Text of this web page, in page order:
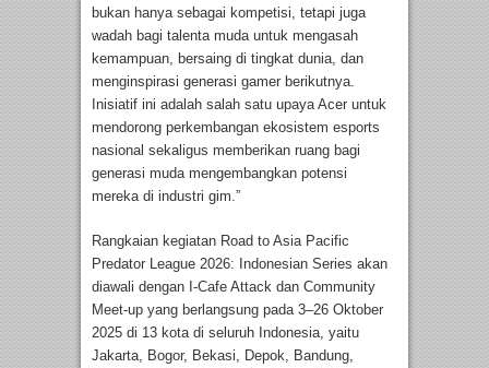
bukan hanya sebagai kompetisi, tetapi juga
wadah bagi talenta muda untuk mengasah
kemampuan, bersaing di tingkat dunia, dan
menginspirasi generasi gamer berikutnya.
Inisiatif ini adalah salah satu upaya Acer untuk
mendorong perkembangan ekosistem esports
nasional sekaligus memberikan ruang bagi
generasi muda mengembangkan potensi
mereka di industri gim.”
Rangkaian kegiatan Road to Asia Pacific
Predator League 2026: Indonesian Series akan
diawali dengan I-Cafe Attack dan Community
Meet-up yang berlangsung pada 3–26 Oktober
2025 di 13 kota di seluruh Indonesia, yaitu
Jakarta, Bogor, Bekasi, Depok, Bandung,